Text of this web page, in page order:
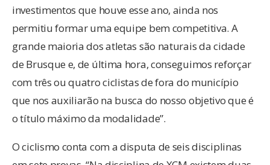
investimentos que houve esse ano, ainda nos
permitiu formar uma equipe bem competitiva. A
grande maioria dos atletas são naturais da cidade
de Brusque e, de última hora, conseguimos reforçar
com três ou quatro ciclistas de fora do município
que nos auxiliarão na busca do nosso objetivo que é
o título máximo da modalidade”.
O ciclismo conta com a disputa de seis disciplinas